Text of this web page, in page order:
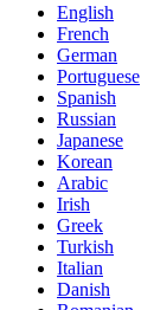
English
French
German
Portuguese
Spanish
Russian
Japanese
Korean
Arabic
Irish
Greek
Turkish
Italian
Danish